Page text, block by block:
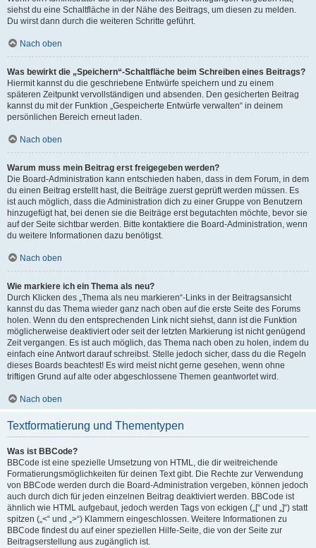
siehst du eine Schaltfläche in der Nähe des Beitrags, um diesen zu melden.
Du wirst dann durch die weiteren Schritte geführt.
Nach oben
Was bewirkt die „Speichern“-Schaltfläche beim Schreiben eines Beitrags?
Hiermit kannst du die geschriebene Entwürfe speichern und zu einem
späteren Zeitpunkt vervollständigen und absenden. Den gesicherten Beitrag
kannst du mit der Funktion „Gespeicherte Entwürfe verwalten“ in deinem
persönlichen Bereich erneut laden.
Nach oben
Warum muss mein Beitrag erst freigegeben werden?
Die Board-Administration kann entschieden haben, dass in dem Forum, in dem
du einen Beitrag erstellt hast, die Beiträge zuerst geprüft werden müssen. Es
ist auch möglich, dass die Administration dich zu einer Gruppe von Benutzern
hinzugefügt hat, bei denen sie die Beiträge erst begutachten möchte, bevor sie
auf der Seite sichtbar werden. Bitte kontaktiere die Board-Administration, wenn
du weitere Informationen dazu benötigst.
Nach oben
Wie markiere ich ein Thema als neu?
Durch Klicken des „Thema als neu markieren“-Links in der Beitragsansicht
kannst du das Thema wieder ganz nach oben auf die erste Seite des Forums
holen. Wenn du den entsprechenden Link nicht siehst, dann ist die Funktion
möglicherweise deaktiviert oder seit der letzten Markierung ist nicht genügend
Zeit vergangen. Es ist auch möglich, das Thema nach oben zu holen, indem du
einfach eine Antwort darauf schreibst. Stelle jedoch sicher, dass du die Regeln
dieses Boards beachtest! Es wird meist nicht gerne gesehen, wenn ohne
triftigen Grund auf alte oder abgeschlossene Themen geantwortet wird.
Nach oben
Textformatierung und Thementypen
Was ist BBCode?
BBCode ist eine spezielle Umsetzung von HTML, die dir weitreichende
Formatierungsmöglichkeiten für deinen Text gibt. Die Rechte zur Verwendung
von BBCode werden durch die Board-Administration vergeben, können jedoch
auch durch dich für jeden einzelnen Beitrag deaktiviert werden. BBCode ist
ähnlich wie HTML aufgebaut, jedoch werden Tags von eckigen („[“ und „]“) statt
spitzen („<“ und „>“) Klammern eingeschlossen. Weitere Informationen zu
BBCode findest du auf einer speziellen Hilfe-Seite, die von der Seite zur
Beitragserstellung aus zugänglich ist.